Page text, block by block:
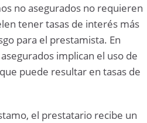
no asegurados no requieren
tener tasas de interés más
para el prestamista. En
implican el uso de
puede resultar en tasas de
el prestatario recibe un